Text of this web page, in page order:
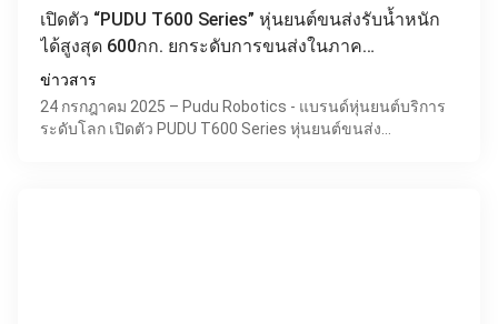
เปิดตัว “PUDU T600 Series” หุ่นยนต์ขนส่งรับน้ำหนัก
ได้สูงสุด 600กก. ยกระดับการขนส่งในภาค
อุตสาหกรรม
ข่าวสาร
24 กรกฎาคม 2025 – Pudu Robotics - แบรนด์หุ่นยนต์บริการ
ระดับโลก เปิดตัว PUDU T600 Series หุ่นยนต์ขนส่ง